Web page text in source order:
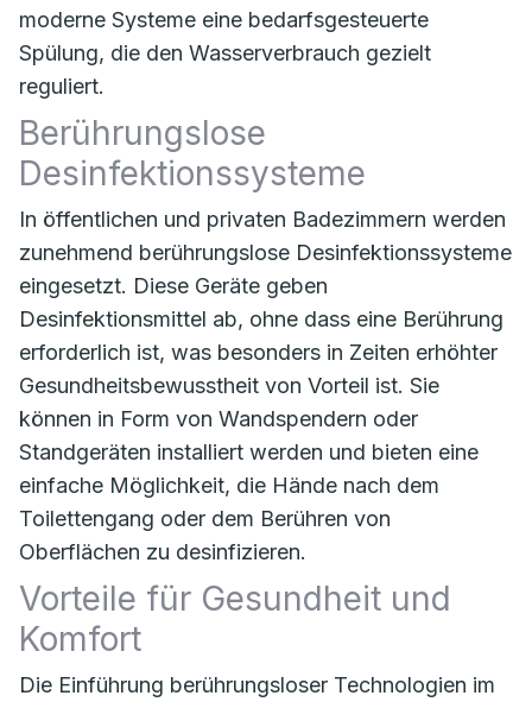
moderne Systeme eine bedarfsgesteuerte
Spülung, die den Wasserverbrauch gezielt
reguliert.
Berührungslose
Desinfektionssysteme
In öffentlichen und privaten Badezimmern werden
zunehmend berührungslose Desinfektionssysteme
eingesetzt. Diese Geräte geben
Desinfektionsmittel ab, ohne dass eine Berührung
erforderlich ist, was besonders in Zeiten erhöhter
Gesundheitsbewusstheit von Vorteil ist. Sie
können in Form von Wandspendern oder
Standgeräten installiert werden und bieten eine
einfache Möglichkeit, die Hände nach dem
Toilettengang oder dem Berühren von
Oberflächen zu desinfizieren.
Vorteile für Gesundheit und
Komfort
Die Einführung berührungsloser Technologien im